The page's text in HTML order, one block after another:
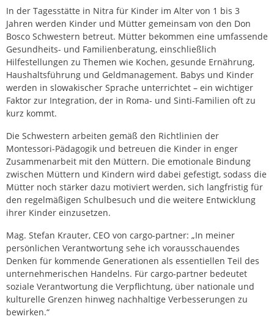
In der Tagesstätte in Nitra für Kinder im Alter von 1 bis 3
Jahren werden Kinder und Mütter gemeinsam von den Don
Bosco Schwestern betreut. Mütter bekommen eine umfassende
Gesundheits- und Familienberatung, einschließlich
Hilfestellungen zu Themen wie Kochen, gesunde Ernährung,
Haushaltsführung und Geldmanagement. Babys und Kinder
werden in slowakischer Sprache unterrichtet – ein wichtiger
Faktor zur Integration, der in Roma- und Sinti-Familien oft zu
kurz kommt.
Die Schwestern arbeiten gemäß den Richtlinien der
Montessori-Pädagogik und betreuen die Kinder in enger
Zusammenarbeit mit den Müttern. Die emotionale Bindung
zwischen Müttern und Kindern wird dabei gefestigt, sodass die
Mütter noch stärker dazu motiviert werden, sich langfristig für
den regelmäßigen Schulbesuch und die weitere Entwicklung
ihrer Kinder einzusetzen.
Mag. Stefan Krauter, CEO von cargo-partner: „In meiner
persönlichen Verantwortung sehe ich vorausschauendes
Denken für kommende Generationen als essentiellen Teil des
unternehmerischen Handelns. Für cargo-partner bedeutet
soziale Verantwortung die Verpflichtung, über nationale und
kulturelle Grenzen hinweg nachhaltige Verbesserungen zu
bewirken.“